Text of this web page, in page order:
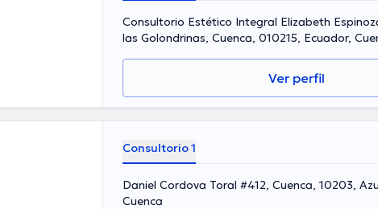
Consultorio Estético Integral Elizabeth
las Golondrinas, Cuenca, 010215, Ecuador,
Ver perfil
Consultorio 1
Daniel Cordova Toral #412, Cuenca, 10203,
Cuenca